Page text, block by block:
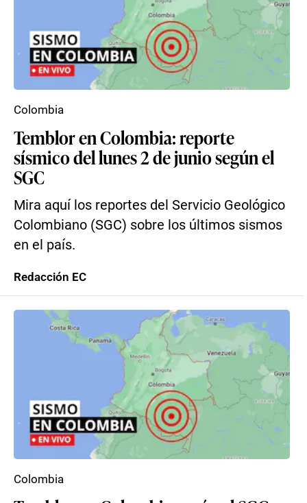
Temblor en Colombia: reporte
sísmico del lunes 2 de junio según el
SGC
Mira aquí los reportes del Servicio Geológico
Colombiano (SGC) sobre los últimos sismos
en el país.
Colombia
Redacción EC
Colombia